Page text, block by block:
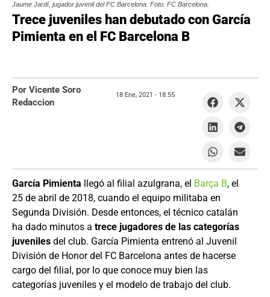
Jaume Jardí, jugador juvenil del FC Barcelona. Foto: FC Barcelona.
Trece juveniles han debutado con García
Pimienta en el FC Barcelona B
García Pimienta llegó al filial azulgrana, el Barça B, el
25 de abril de 2018, cuando el equipo militaba en
Segunda División. Desde entonces, el técnico catalán
ha dado minutos a trece jugadores de las categorías
juveniles del club. García Pimienta entrenó al Juvenil
División de Honor del FC Barcelona antes de hacerse
cargo del filial, por lo que conoce muy bien las
categorías juveniles y el modelo de trabajo del club.
Por Vicente Soro
Redaccion
18 Ene, 2021 - 18:55